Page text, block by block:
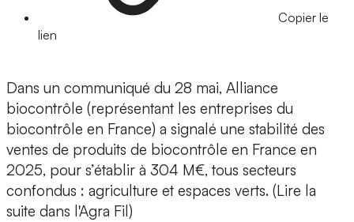
Copier le
lien
Dans un communiqué du 28 mai, Alliance
biocontrôle (représentant les entreprises du
biocontrôle en France) a signalé une stabilité des
ventes de produits de biocontrôle en France en
2025, pour s’établir à 304 M€, tous secteurs
confondus : agriculture et espaces verts. (Lire la
suite dans l'Agra Fil)